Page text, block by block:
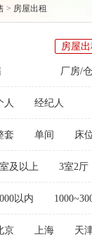
> 房屋出租
房屋出
厂房/
人 经纪人
套 单间 床
及以上 3室2厅
以内
京 上海 天